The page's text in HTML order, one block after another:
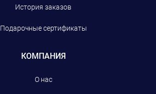
История заказов
Подарочные сертификаты
КОМПАНИЯ
О нас